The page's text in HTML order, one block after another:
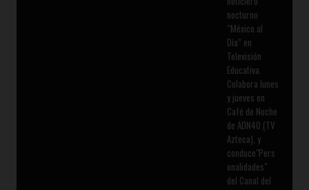
nocturno
“México al
Día” en
Televisión
Educativa.
Colabora lunes
y jueves en
Café de Noche
de ADN40 (TV
Azteca), y
conduce"Pers
onalidades"
del Canal del